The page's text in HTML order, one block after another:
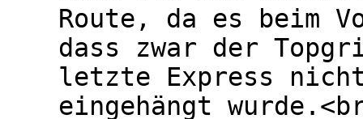
Route, da es beim
dass zwar der
letzte Express nicht
eingehängt